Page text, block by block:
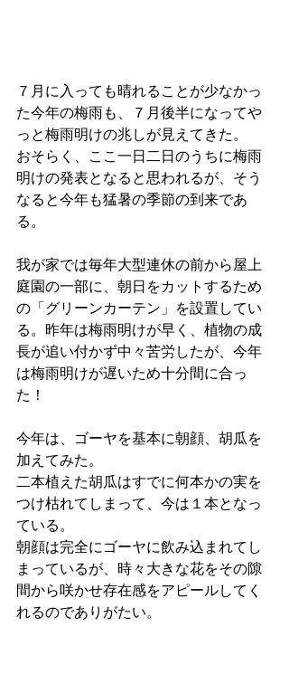
７月に入っても晴れることが少なかっ
た今年の梅雨も、７月後半になってや
っと梅雨明けの兆しが見えてきた。
おそらく、ここ一日二日のうちに梅雨
明けの発表となると思われるが、そう
なると今年も猛暑の季節の到来であ
る。
我が家では毎年大型連休の前から屋上
庭園の一部に、朝日をカットするため
の「グリーンカーテン」を設置してい
る。昨年は梅雨明けが早く、植物の成
長が追い付かず中々苦労したが、今年
は梅雨明けが遅いため十分間に合っ
た！
今年は、ゴーヤを基本に朝顔、胡瓜を
加えてみた。
二本植えた胡瓜はすでに何本かの実を
つけ枯れてしまって、今は１本となっ
ている。
朝顔は完全にゴーヤに飲み込まれてし
まっているが、時々大きな花をその隙
間から咲かせ存在感をアピールしてく
れるのでありがたい。